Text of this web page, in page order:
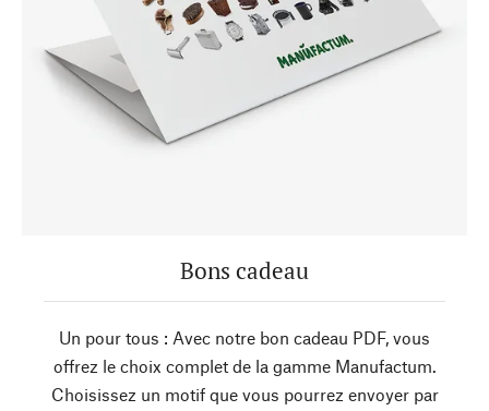
Bons cadeau
Un pour tous : Avec notre bon cadeau PDF, vous
offrez le choix complet de la gamme Manufactum.
Choisissez un motif que vous pourrez envoyer par